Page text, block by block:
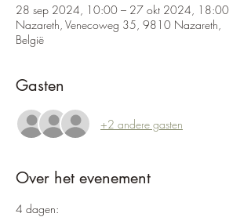
28 sep 2024, 10:00 – 27 okt 2024, 18:00
Nazareth, Venecoweg 35, 9810 Nazareth,
België
Gasten
+2 andere gasten
Over het evenement
4 dagen: